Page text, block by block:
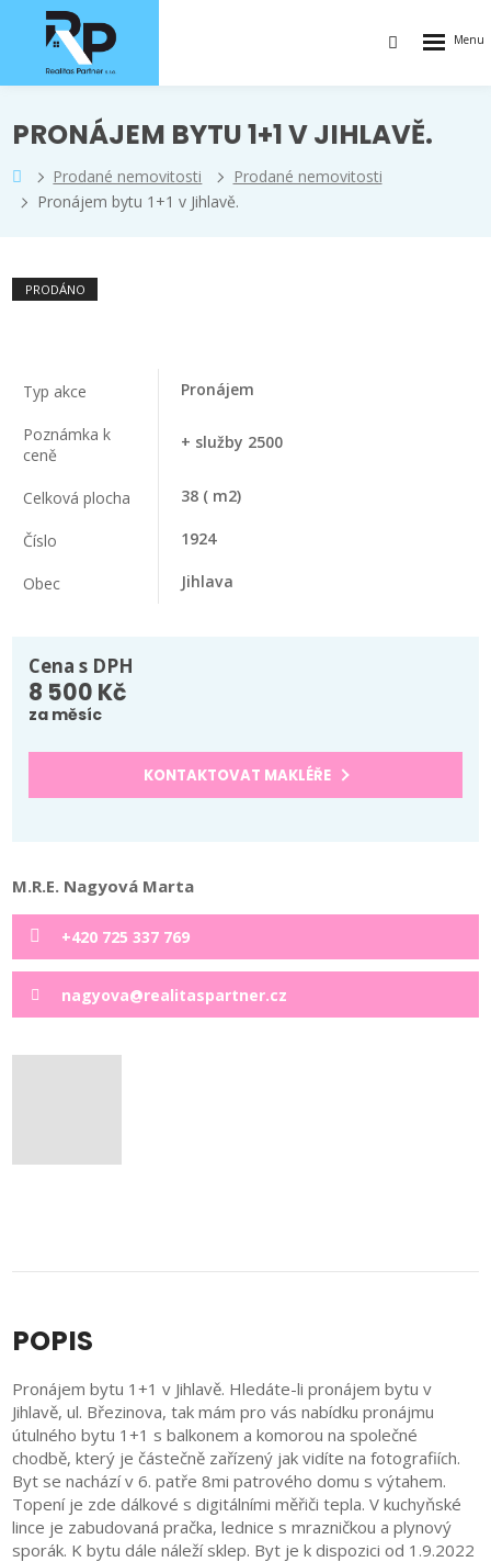
Vyhledávání
PRONÁJEM BYTU 1+1 V JIHLAVĚ.
Prodané nemovitosti
Prodané nemovitosti
Pronájem bytu 1+1 v Jihlavě.
PRODÁNO
Typ akce Pronájem
Poznámka k
ceně
+ služby 2500
Celková plocha 38 ( m2)
Číslo 1924
Obec Jihlava
Cena s DPH
8 500 Kč
za měsíc
KONTAKTOVAT MAKLÉŘE
M.R.E. Nagyová Marta
+420 725 337 769
nagyova@realitaspartner.cz
POPIS
Pronájem bytu 1+1 v Jihlavě. Hledáte-li pronájem bytu v
Jihlavě, ul. Březinova, tak mám pro vás nabídku pronájmu
útulného bytu 1+1 s balkonem a komorou na společné
chodbě, který je částečně zařízený jak vidíte na fotografiích.
Byt se nachází v 6. patře 8mi patrového domu s výtahem.
Topení je zde dálkové s digitálními měřiči tepla. V kuchyňské
lince je zabudovaná pračka, lednice s mrazničkou a plynový
sporák. K bytu dále náleží sklep. Byt je k dispozici od 1.9.2022